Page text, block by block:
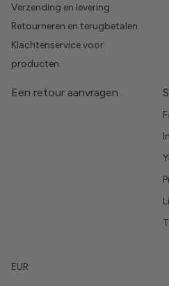
Verzending en levering
Retourneren en terugbetalen
Klachtenservice voor
producten
Een retour aanvragen
EUR